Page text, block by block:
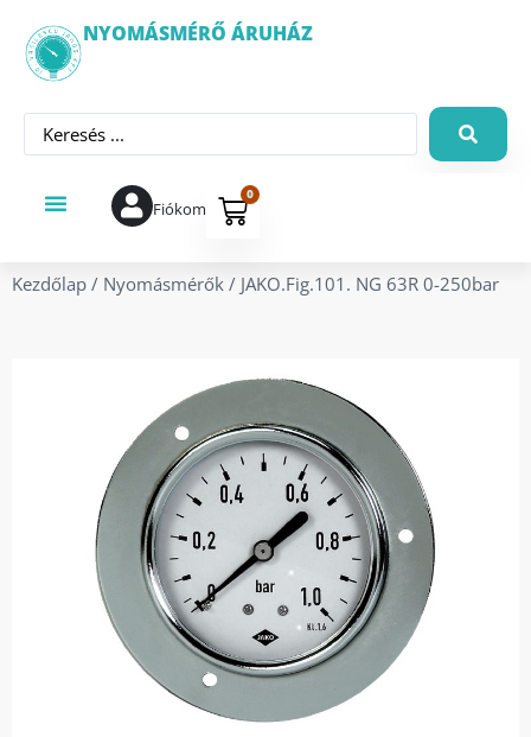
NYOMÁSMÉRŐ ÁRUHÁZ
Fiókom
0
Kezdőlap / Nyomásmérők / JAKO.Fig.101. NG 63R 0-250bar